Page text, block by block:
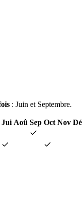
: Juin et Septembre.
Jui Aoû Sep Oct Nov